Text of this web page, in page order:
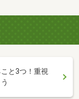
と3つ！重視